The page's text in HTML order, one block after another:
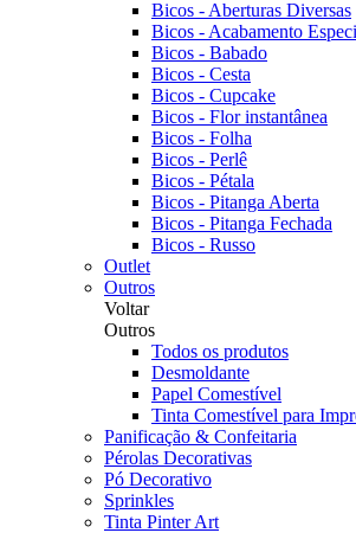
Bicos - Aberturas Diversas
Bicos - Acabamento
Bicos - Babado
Bicos - Cesta
Bicos - Cupcake
Bicos - Flor instantânea
Bicos - Folha
Bicos - Perlê
Bicos - Pétala
Bicos - Pitanga Aberta
Bicos - Pitanga Fechada
Bicos - Russo
Outlet
Outros
Voltar
Outros
Todos os produtos
Desmoldante
Papel Comestível
Tinta Comestível para
Panificação & Confeitaria
Pérolas Decorativas
Pó Decorativo
Sprinkles
Tinta Pinter Art